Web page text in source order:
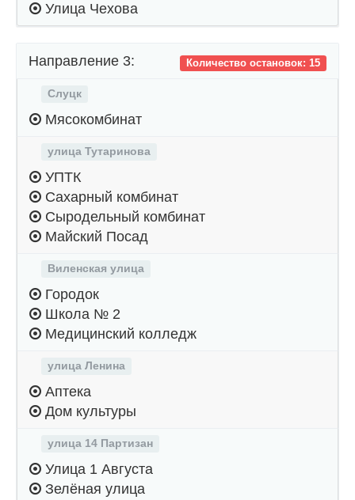
Улица Чехова
Количество остановок: 15
Направление 3:
Слуцк
Мясокомбинат
улица Тутаринова
УПТК
Сахарный комбинат
Сыродельный комбинат
Майский Посад
Виленская улица
Городок
Школа № 2
Медицинский колледж
улица Ленина
Аптека
Дом культуры
улица 14 Партизан
Улица 1 Августа
Зелёная улица